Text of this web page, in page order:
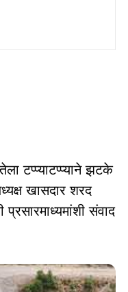
टप्प्याटप्प्याने झटके
खासदार शरद
प्रसारमाध्यमांशी संवाद